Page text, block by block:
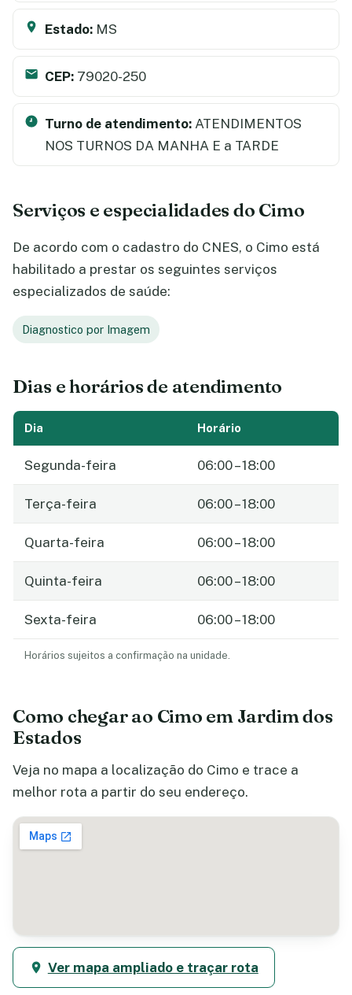
Estado: MS
CEP: 79020-250
Turno de atendimento: ATENDIMENTOS
NOS TURNOS DA MANHA E a TARDE
Serviços e especialidades do Cimo
De acordo com o cadastro do CNES, o Cimo está
habilitado a prestar os seguintes serviços
especializados de saúde:
Diagnostico por Imagem
Dias e horários de atendimento
Dia Horário
Segunda-feira 06:00 – 18:00
Terça-feira 06:00 – 18:00
Quarta-feira 06:00 – 18:00
Quinta-feira 06:00 – 18:00
Sexta-feira 06:00 – 18:00
Horários sujeitos a confirmação na unidade.
Como chegar ao Cimo em Jardim dos
Estados
Veja no mapa a localização do Cimo e trace a
melhor rota a partir do seu endereço.
Ver mapa ampliado e traçar rota